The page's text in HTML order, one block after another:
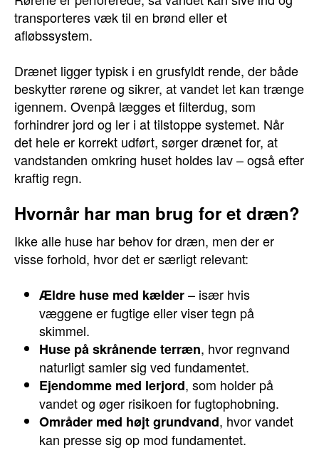
transporteres væk til en brønd eller et
afløbssystem.
Drænet ligger typisk i en grusfyldt rende, der både
beskytter rørene og sikrer, at vandet let kan trænge
igennem. Ovenpå lægges et filterdug, som
forhindrer jord og ler i at tilstoppe systemet. Når
det hele er korrekt udført, sørger drænet for, at
vandstanden omkring huset holdes lav – også efter
kraftig regn.
Hvornår har man brug for et dræn?
Ikke alle huse har behov for dræn, men der er
visse forhold, hvor det er særligt relevant:
Ældre huse med kælder– især hvis
væggene er fugtige eller viser tegn på
skimmel.
Huse på skrånende terræn, hvor regnvand
naturligt samler sig ved fundamentet.
Ejendomme med lerjord, som holder på
vandet og øger risikoen for fugtophobning.
Områder med højt grundvand, hvor vandet
kan presse sig op mod fundamentet.